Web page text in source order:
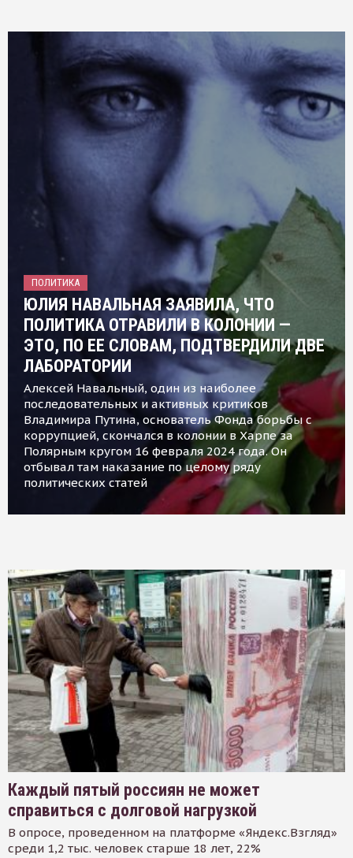
ПОЛИТИКА
ЮЛИЯ НАВАЛЬНАЯ ЗАЯВИЛА, ЧТО
ПОЛИТИКА ОТРАВИЛИ В КОЛОНИИ —
ЭТО, ПО ЕЕ СЛОВАМ, ПОДТВЕРДИЛИ ДВЕ
ЛАБОРАТОРИИ
Алексей Навальный, один из наиболее
последовательных и активных критиков
Владимира Путина, основатель Фонда борьбы с
коррупцией, скончался в колонии в Харпе за
Полярным кругом 16 февраля 2024 года. Он
отбывал там наказание по целому ряду
политических статей
Каждый пятый россиян не может
справиться с долговой нагрузкой
В опросе, проведенном на платформе «Яндекс.Взгляд»
среди 1,2 тыс. человек старше 18 лет, 22%